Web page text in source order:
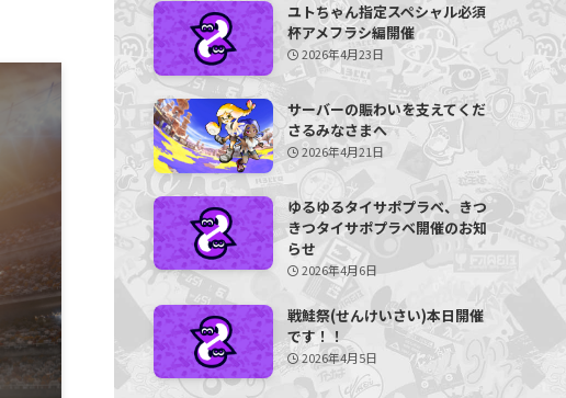
ユトちゃん指定スペシャル必須
杯アメフラシ編開催
2026年4月23日
サーバーの賑わいを支えてくだ
さるみなさまへ
2026年4月21日
ゆるゆるタイサポプラベ、きつ
きつタイサポプラベ開催のお知
らせ
2026年4月6日
戦鮭祭(せんけいさい)本日開催
です！！
2026年4月5日